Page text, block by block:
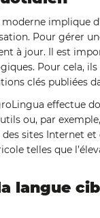
implique
Pour gérer
à jour. Il est
Pour cela,
clés publiées
effectue
ou, par
sites Internet
telles que
langue